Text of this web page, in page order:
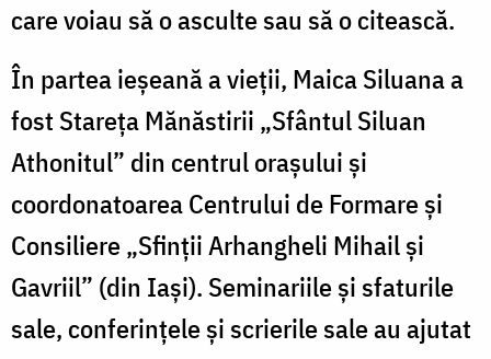
care voiau să o asculte sau să o citească.
În partea ieșeană a vieții, Maica Siluana a
fost Stareța Mănăstirii „Sfântul Siluan
Athonitul” din centrul orașului și
coordonatoarea Centrului de Formare și
Consiliere „Sfinții Arhangheli Mihail și
Gavriil” (din Iași). Seminariile și sfaturile
sale, conferințele și scrierile sale au ajutat